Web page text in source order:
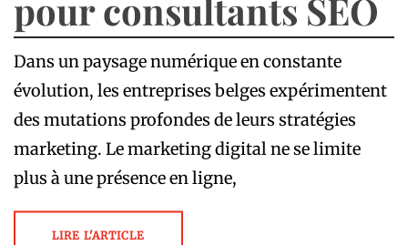
pour consultants SEO
Dans un paysage numérique en constante
évolution, les entreprises belges expérimentent
des mutations profondes de leurs stratégies
marketing. Le marketing digital ne se limite
plus à une présence en ligne,
LIRE L'ARTICLE